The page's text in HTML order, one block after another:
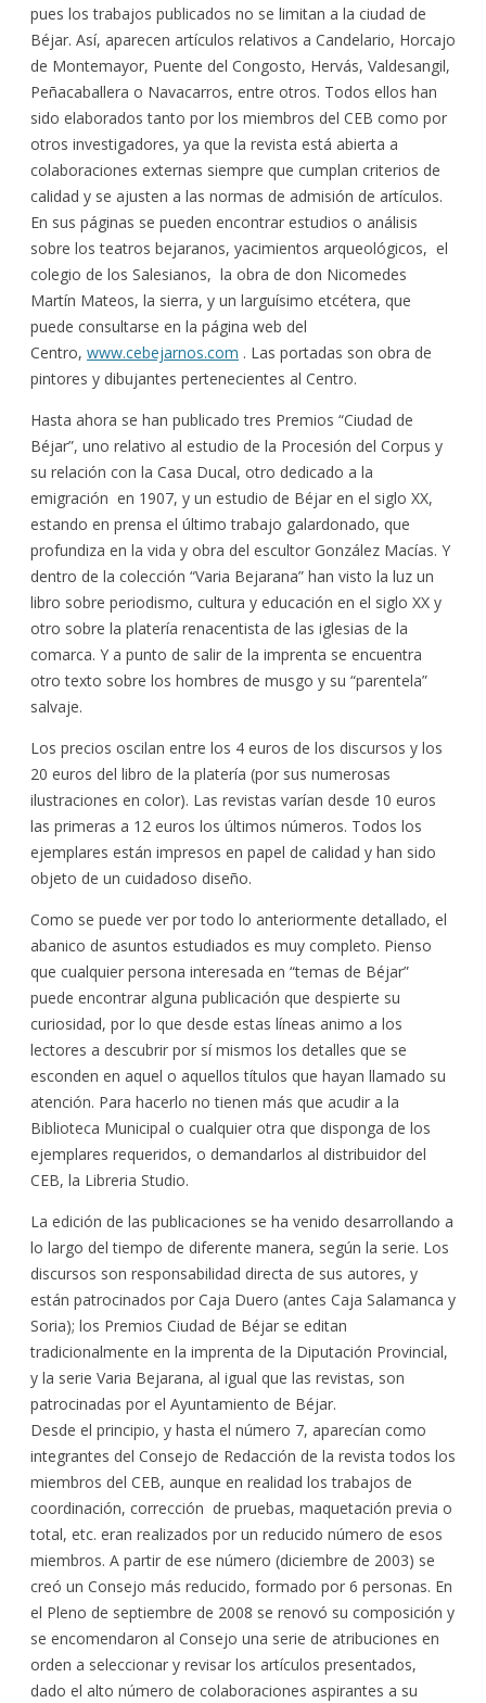
pues los trabajos publicados no se limitan a la ciudad de
Béjar. Así, aparecen artículos relativos a Candelario, Horcajo
de Montemayor, Puente del Congosto, Hervás, Valdesangil,
Peñacaballera o Navacarros, entre otros. Todos ellos han
sido elaborados tanto por los miembros del CEB como por
otros investigadores, ya que la revista está abierta a
colaboraciones externas siempre que cumplan criterios de
calidad y se ajusten a las normas de admisión de artículos.
En sus páginas se pueden encontrar estudios o análisis
sobre los teatros bejaranos, yacimientos arqueológicos, el
colegio de los Salesianos, la obra de don Nicomedes
Martín Mateos, la sierra, y un larguísimo etcétera, que
puede consultarse en la página web del
Centro, www.cebejarnos.com . Las portadas son obra de
pintores y dibujantes pertenecientes al Centro.
Hasta ahora se han publicado tres Premios “Ciudad de
Béjar”, uno relativo al estudio de la Procesión del Corpus y
su relación con la Casa Ducal, otro dedicado a la
emigración en 1907, y un estudio de Béjar en el siglo XX,
estando en prensa el último trabajo galardonado, que
profundiza en la vida y obra del escultor González Macías. Y
dentro de la colección “Varia Bejarana” han visto la luz un
libro sobre periodismo, cultura y educación en el siglo XX y
otro sobre la platería renacentista de las iglesias de la
comarca. Y a punto de salir de la imprenta se encuentra
otro texto sobre los hombres de musgo y su “parentela”
salvaje.
Los precios oscilan entre los 4 euros de los discursos y los
20 euros del libro de la platería (por sus numerosas
ilustraciones en color). Las revistas varían desde 10 euros
las primeras a 12 euros los últimos números. Todos los
ejemplares están impresos en papel de calidad y han sido
objeto de un cuidadoso diseño.
Como se puede ver por todo lo anteriormente detallado, el
abanico de asuntos estudiados es muy completo. Pienso
que cualquier persona interesada en “temas de Béjar”
puede encontrar alguna publicación que despierte su
curiosidad, por lo que desde estas líneas animo a los
lectores a descubrir por sí mismos los detalles que se
esconden en aquel o aquellos títulos que hayan llamado su
atención. Para hacerlo no tienen más que acudir a la
Biblioteca Municipal o cualquier otra que disponga de los
ejemplares requeridos, o demandarlos al distribuidor del
CEB, la Libreria Studio.
La edición de las publicaciones se ha venido desarrollando a
lo largo del tiempo de diferente manera, según la serie. Los
discursos son responsabilidad directa de sus autores, y
están patrocinados por Caja Duero (antes Caja Salamanca y
Soria); los Premios Ciudad de Béjar se editan
tradicionalmente en la imprenta de la Diputación Provincial,
y la serie Varia Bejarana, al igual que las revistas, son
patrocinadas por el Ayuntamiento de Béjar.
Desde el principio, y hasta el número 7, aparecían como
integrantes del Consejo de Redacción de la revista todos los
miembros del CEB, aunque en realidad los trabajos de
coordinación, corrección de pruebas, maquetación previa o
total, etc. eran realizados por un reducido número de esos
miembros. A partir de ese número (diciembre de 2003) se
creó un Consejo más reducido, formado por 6 personas. En
el Pleno de septiembre de 2008 se renovó su composición y
se encomendaron al Consejo una serie de atribuciones en
orden a seleccionar y revisar los artículos presentados,
dado el alto número de colaboraciones aspirantes a su